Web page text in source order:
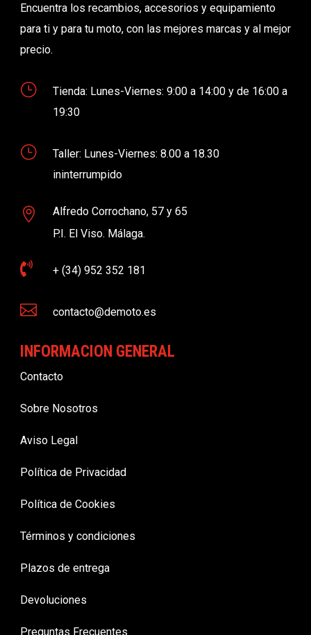
Encuentra los recambios, accesorios y equipamiento
para ti y para tu moto, con las mejores marcas y al mejor
precio.
}
Tienda: Lunes-Viernes: 9:00 a 14:00 y de 16:00 a
19:30
}
Taller: Lunes-Viernes: 8.00 a 18.30
ininterrumpido

Alfredo Corrochano, 57 y 65
P.I. El Viso. Málaga.
 + (34) 952 352 181
 contacto@demoto.es
INFORMACION GENERAL
Contacto
Sobre Nosotros
Aviso Legal
Política de Privacidad
Política de Cookies
Términos y condiciones
Plazos de entrega
Devoluciones
Preguntas Frecuentes